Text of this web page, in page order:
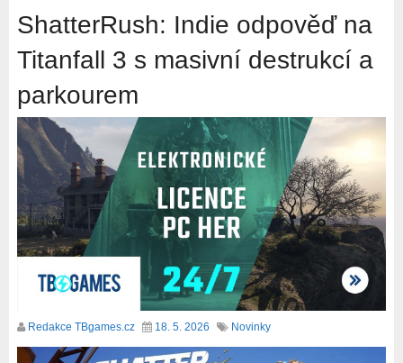
ShatterRush: Indie odpověď na
Titanfall 3 s masivní destrukcí a
parkourem
Redakce TBgames.cz 18. 5. 2026 Novinky